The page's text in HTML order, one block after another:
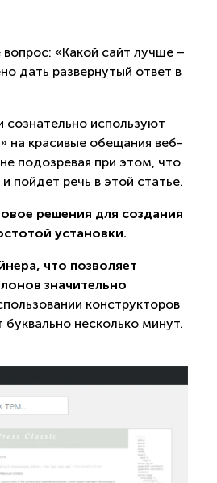
«Какой сайт лучше –
дать развернутый ответ в
используют
на красивые обещания веб-
подозревая при этом, что
пойдет речь в этой статье.
решения для создания
установки.
что позволяет
значительно
конструкторов
несколько минут.